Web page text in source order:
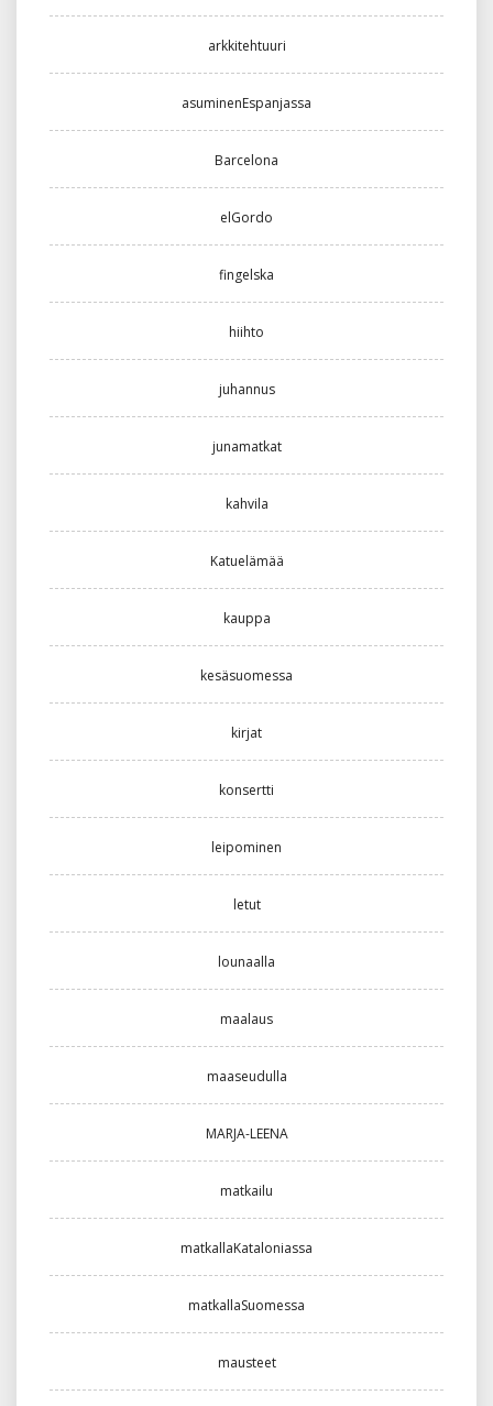
arkkitehtuuri
asuminenEspanjassa
Barcelona
elGordo
fingelska
hiihto
juhannus
junamatkat
kahvila
Katuelämää
kauppa
kesäsuomessa
kirjat
konsertti
leipominen
letut
lounaalla
maalaus
maaseudulla
MARJA-LEENA
matkailu
matkallaKataloniassa
matkallaSuomessa
mausteet